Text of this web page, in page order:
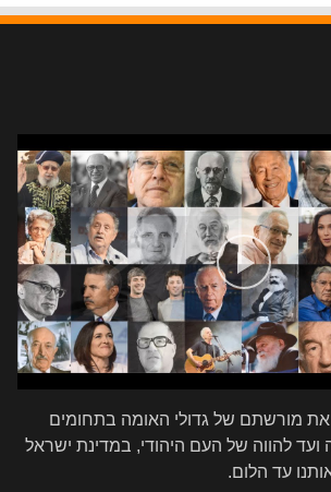
מורשתם של גדולי האומה בתחומים
ועד להווה של העם היהודי, במדינת ישראל
עד הלום.